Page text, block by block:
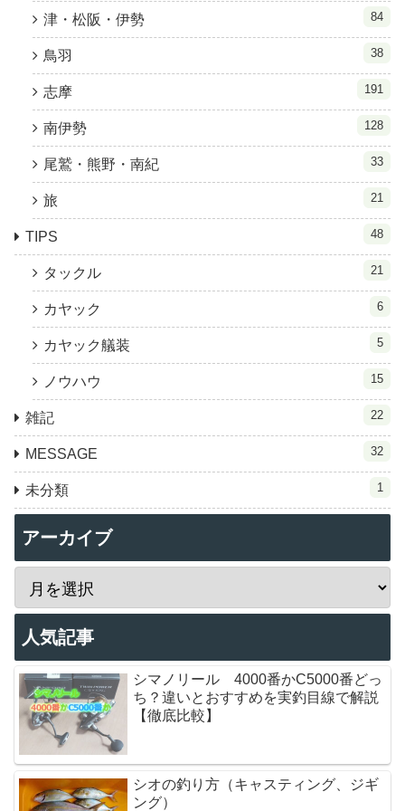
津・松阪・伊勢 84
鳥羽 38
志摩 191
南伊勢 128
尾鷲・熊野・南紀 33
旅 21
TIPS 48
タックル 21
カヤック 6
カヤック艤装 5
ノウハウ 15
雑記 22
MESSAGE 32
未分類 1
アーカイブ
人気記事
シマノリール 4000番かC5000番どっ
ち？違いとおすすめを実釣目線で解説
【徹底比較】
シオの釣り方（キャスティング、ジギ
ング）